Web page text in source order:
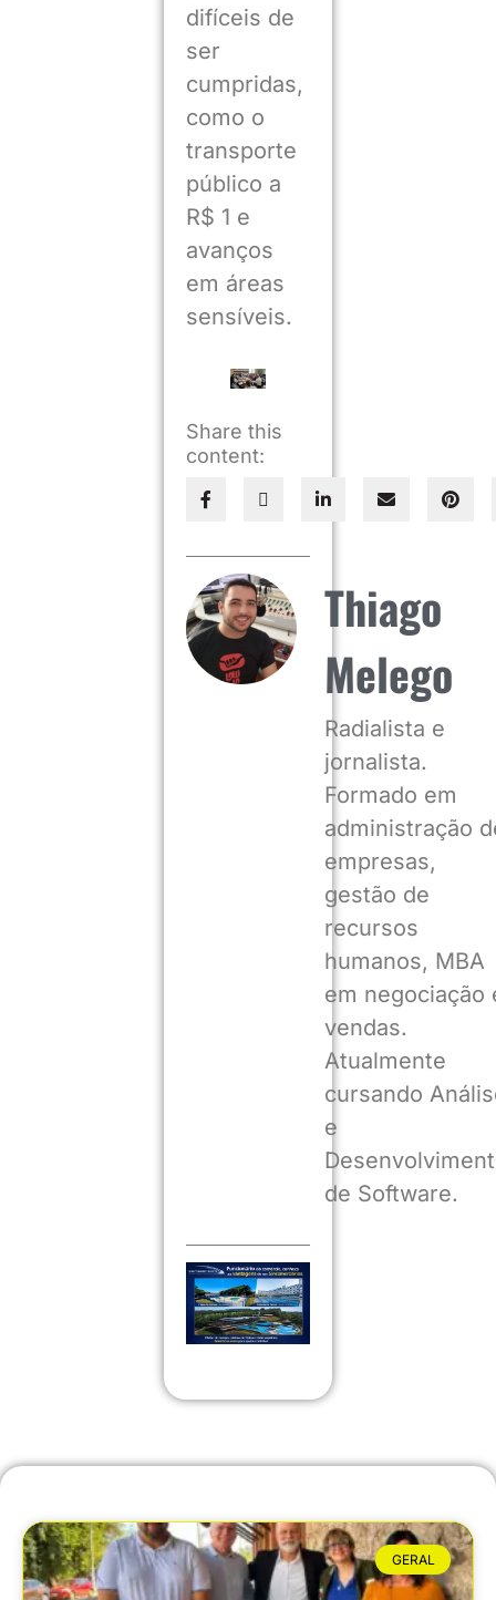
difíceis de
ser
cumpridas,
como o
transporte
público a
R$ 1 e
avanços
em áreas
sensíveis.
Share this
content:
Thiago
Melego
Radialista e
jornalista.
Formado em
administração
empresas,
gestão de
recursos
humanos, MBA
em negociação
vendas.
Atualmente
cursando
e
de Software.
GERAL